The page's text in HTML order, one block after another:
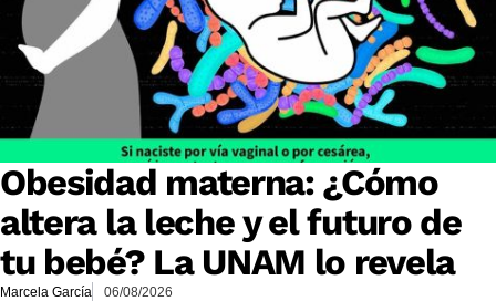
Obesidad materna: ¿Cómo
altera la leche y el futuro de
tu bebé? La UNAM lo revela
Marcela García 06/08/2026